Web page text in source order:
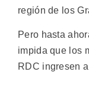
región de los
Pero hasta
impida que los
RDC ingresen